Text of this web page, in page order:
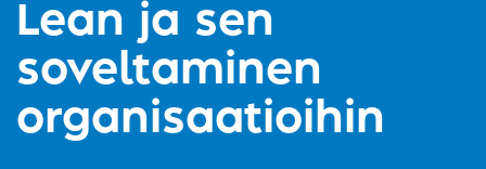
Lean ja sen
soveltaminen
organisaatioihin